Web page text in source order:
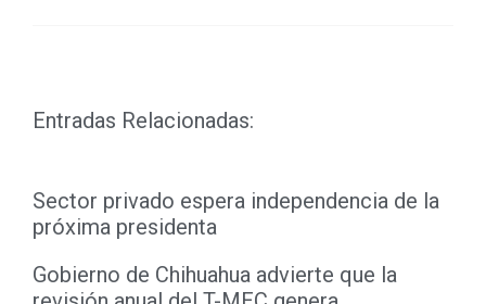
Entradas Relacionadas:
Sector privado espera independencia de la
próxima presidenta
Gobierno de Chihuahua advierte que la